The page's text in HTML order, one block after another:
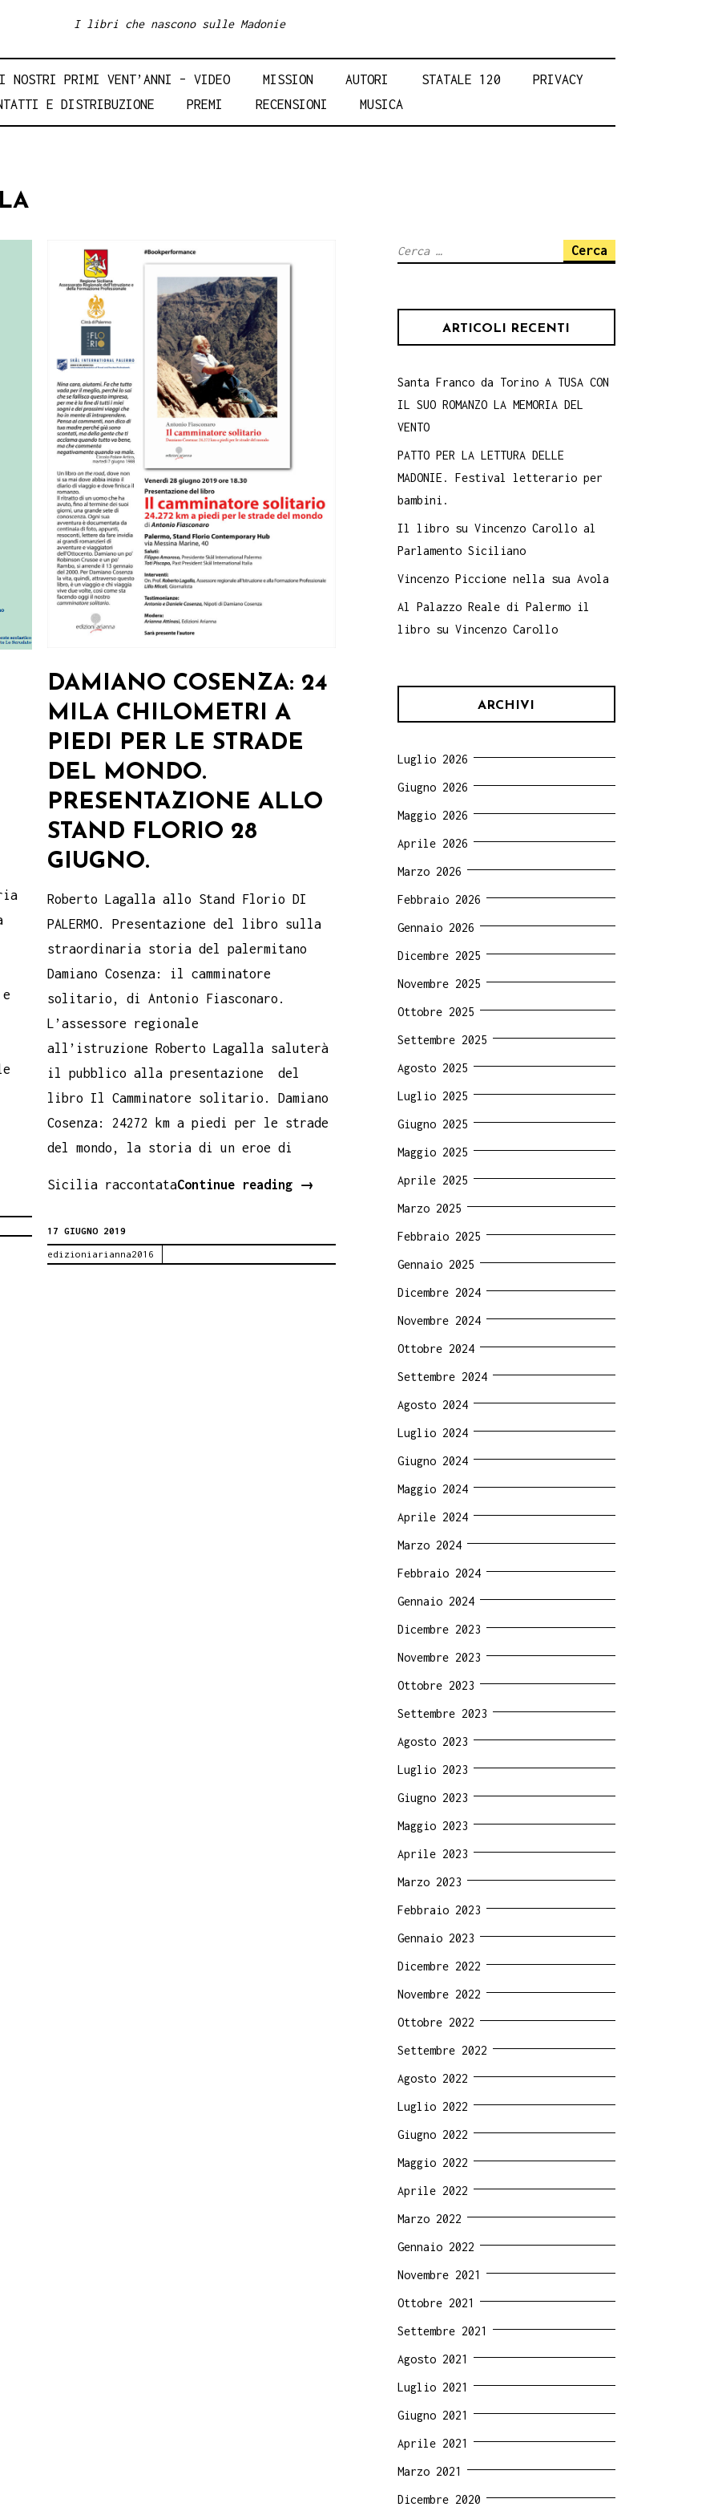
I libri che nascono sulle Madonie
I NOSTRI PRIMI VENT’ANNI – VIDEO MISSION AUTORI STATALE 120
PRIVACY
E DISTRIBUZIONE
PREMI RECENSIONI MUSICA
DAMIANO COSENZA: 24
MILA CHILOMETRI A
PIEDI PER LE STRADE
DEL MONDO.
PRESENTAZIONE ALLO
STAND FLORIO 28
GIUGNO.
Roberto Lagalla allo Stand Florio DI
PALERMO. Presentazione del libro sulla
straordinaria storia del palermitano
Damiano Cosenza: il camminatore
solitario, di Antonio Fiasconaro.
L’assessore regionale
all’istruzione Roberto Lagalla saluterà
il pubblico alla presentazione del
libro Il Camminatore solitario. Damiano
Cosenza: 24272 km a piedi per le strade
del mondo, la storia di un eroe di
Sicilia raccontataContinue reading
Damiano
→
17 GIUGNO 2019
edizioniarianna2016
Ricerca
ARTICOLI RECENTI
Santa Franco da Torino A TUSA CON
IL SUO ROMANZO LA MEMORIA DEL
VENTO
PATTO PER LA LETTURA DELLE
MADONIE. Festival letterario per
bambini.
Il libro su Vincenzo Carollo al
Parlamento Siciliano
Vincenzo Piccione nella sua Avola
Al Palazzo Reale di Palermo il
libro su Vincenzo Carollo
ARCHIVI
Luglio 2026
Giugno 2026
Maggio 2026
Aprile 2026
Marzo 2026
Febbraio 2026
Gennaio 2026
Dicembre 2025
Novembre 2025
Ottobre 2025
Settembre 2025
Agosto 2025
Luglio 2025
Giugno 2025
Maggio 2025
Aprile 2025
Marzo 2025
Febbraio 2025
Gennaio 2025
Dicembre 2024
Novembre 2024
Ottobre 2024
Settembre 2024
Agosto 2024
Luglio 2024
Giugno 2024
Maggio 2024
Aprile 2024
Marzo 2024
Febbraio 2024
Gennaio 2024
Dicembre 2023
Novembre 2023
Ottobre 2023
Settembre 2023
Agosto 2023
Luglio 2023
Giugno 2023
Maggio 2023
Aprile 2023
Marzo 2023
Febbraio 2023
Gennaio 2023
Dicembre 2022
Novembre 2022
Ottobre 2022
Settembre 2022
Agosto 2022
Luglio 2022
Giugno 2022
Maggio 2022
Aprile 2022
Marzo 2022
Gennaio 2022
Novembre 2021
Ottobre 2021
Settembre 2021
Agosto 2021
Luglio 2021
Giugno 2021
Aprile 2021
Marzo 2021
Dicembre 2020